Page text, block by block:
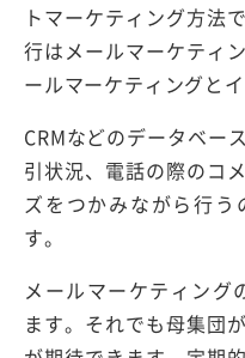
トマーケティング方法
行はメールマーケティ
ールマーケティングと
CRMなどのデータベー
引状況、電話の際のコ
ズをつかみながら行
す。
メールマーケティング
ます。それでも母集団